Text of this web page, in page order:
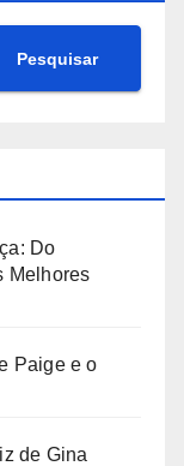
Pesquisar
Do
Melhores
Paige e o
de Gina